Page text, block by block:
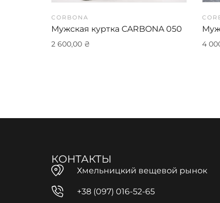
CORBONA
Мужская куртка CARBONA 050
2 600,00 ₴ 4
КОНТАКТЫ
Хмельницкий вещевой рынок
+38 (097) 016-52-65